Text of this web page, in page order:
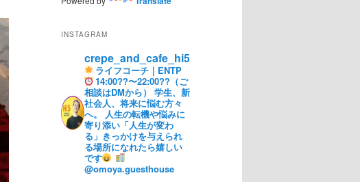
INSTAGRAM
crepe_and_cafe_hi5
ライフコーチ｜ENTP
14:00??〜22:00??（ご
相談はDMから）
学生、新
社会人、将来に悩む方々
へ。
人生の転機や悩みに
寄り添い「人生が変わ
る」きっかけを与えられ
る場所になれたら嬉しい
です
@omoya.guesthouse